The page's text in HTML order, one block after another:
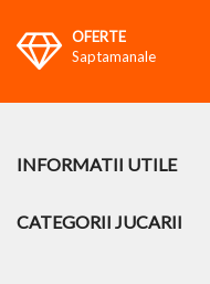
OFERTE
Saptamanale
INFORMATII UTILE
CATEGORII JUCARII